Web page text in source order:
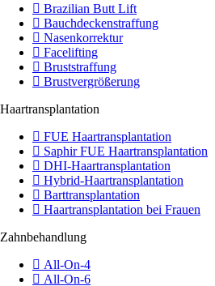
Brazilian Butt Lift
Bauchdeckenstraffung
Nasenkorrektur
Facelifting
Bruststraffung
Brustvergrößerung
Haartransplantation
FUE Haartransplantation
Saphir FUE Haartransplantation
DHI-Haartransplantation
Hybrid-Haartransplantation
Barttransplantation
Haartransplantation bei Frauen
Zahnbehandlung
All-On-4
All-On-6